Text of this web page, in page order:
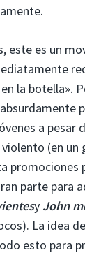
este es un
la botella».
a pesar
(en un
promociones
parte para
y John
La idea
esto para